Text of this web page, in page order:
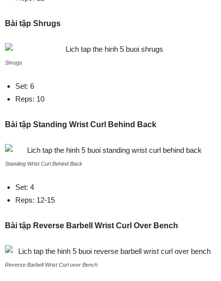
Bài tập Shrugs
Shrugs
Set: 6
Reps: 10
Bài tập Standing Wrist Curl Behind Back
Standing Wrist Curl Behind Back
Set: 4
Reps: 12-15
Bài tập Reverse Barbell Wrist Curl Over Bench
Reverse Barbell Wrist Curl over Bench